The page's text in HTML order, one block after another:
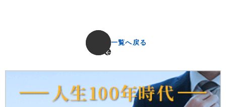
一覧へ戻る